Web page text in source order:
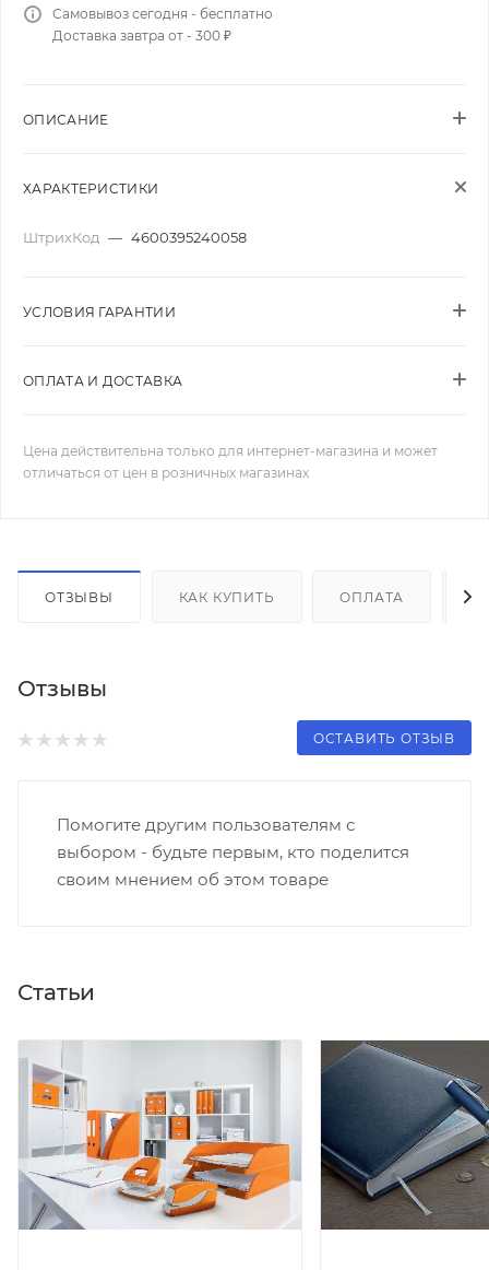
Самовывоз сегодня - бесплатно
Доставка завтра от - 300 ₽
ОПИСАНИЕ
ХАРАКТЕРИСТИКИ
ШтрихКод — 4600395240058
УСЛОВИЯ ГАРАНТИИ
ОПЛАТА И ДОСТАВКА
Цена действительна только для интернет-магазина и может
отличаться от цен в розничных магазинах
ОТЗЫВЫ КАК КУПИТЬ ОПЛАТА
Отзывы
ОСТАВИТЬ ОТЗЫВ
Помогите другим пользователям с
выбором - будьте первым, кто поделится
своим мнением об этом товаре
Статьи